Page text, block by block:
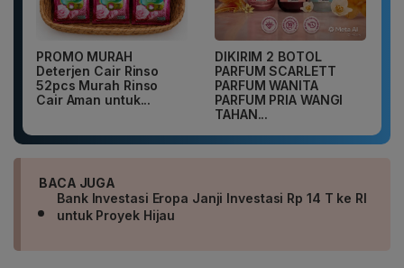
PROMO MURAH
Deterjen Cair Rinso
52pcs Murah Rinso
Cair Aman untuk...
DIKIRIM 2 BOTOL
PARFUM SCARLETT
PARFUM WANITA
PARFUM PRIA WANGI
TAHAN...
BACA JUGA
Bank Investasi Eropa Janji Investasi Rp 14 T ke RI
untuk Proyek Hijau